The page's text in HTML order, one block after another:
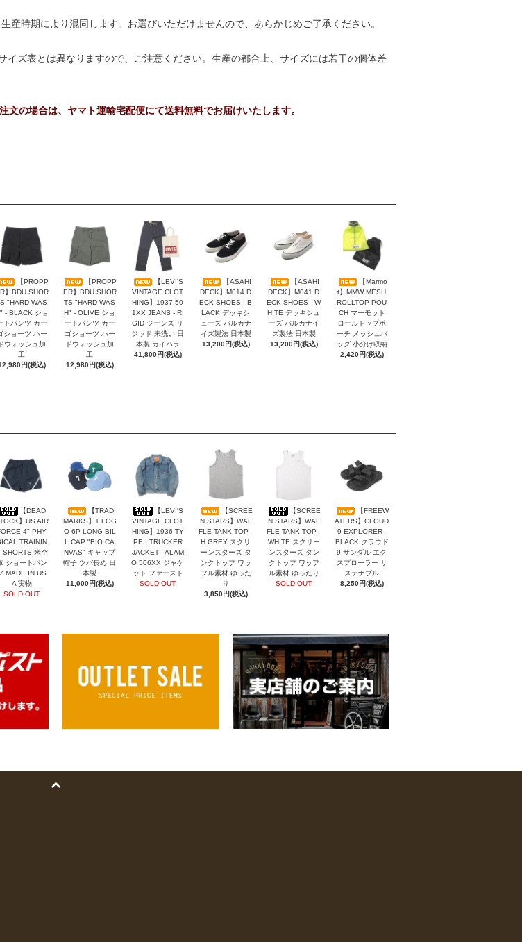
時期により混同します。お選びいただけませんので、あらかじめご了承ください。
ズ表とは異なりますので、ご注意ください。生産の都合上、サイズには若干の個体差
の場合は、ヤマト運輸宅配便にて送料無料でお届けいたします。
【PROPP
】BDU SHOR
"HARD WAS
- BLACK ショ
トパンツ カー
ショーツ ハー
ドウォッシュ加
工
円(税込)
【PROPP
ER】BDU SHOR
TS "HARD WAS
H" - OLIVE ショ
ートパンツ カー
ゴショーツ ハー
ドウォッシュ加
工
12,980円(税込)
【LEVI'S
VINTAGE CLOT
HING】1937 50
1XX JEANS - RI
GID ジーンズ リ
ジッド 未洗い 日
本製 カイハラ
41,800円(税込)
【ASAHI
DECK】M014 D
ECK SHOES - B
LACK デッキシ
ューズ バルカナ
イズ製法 日本製
13,200円(税込)
【ASAHI
DECK】M041 D
ECK SHOES - W
HITE デッキシュ
ーズ バルカナイ
ズ製法 日本製
13,200円(税込)
【Marmo
t】MMW MESH
ROLLTOP POU
CH マーモット
ロールトップポ
ーチ メッシュバ
ッグ 小分け収納
2,420円(税込)
【DEAD
】US AIR
4" PHY
TRAININ
SHORTS 米空
ショートパン
MADE IN US
A 実物
SOLD OUT
【TRAD
MARKS】T LOG
O 6P LONG BIL
L CAP "BIO CA
NVAS" キャップ
帽子 ツバ長め 日
本製
11,000円(税込)
【LEVI'S
VINTAGE CLOT
HING】1936 TY
PE I TRUCKER
JACKET - ALAM
O 506XX ジャケ
ット ファースト
SOLD OUT
【SCREE
N STARS】WAF
FLE TANK TOP -
H.GREY スクリ
ーンスターズ タ
ンクトップ ワッ
フル素材 ゆった
り
3,850円(税込)
【SCREE
N STARS】WAF
FLE TANK TOP -
WHITE スクリー
ンスターズ タン
クトップ ワッフ
ル素材 ゆったり
SOLD OUT
【FREEW
ATERS】CLOUD
9 EXPLORER -
BLACK クラウド
9 サンダル エク
スプローラー サ
ステナブル
8,250円(税込)